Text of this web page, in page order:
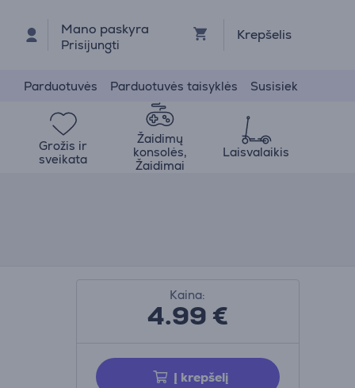
Mano paskyra
Prisijungti
Krepšelis
Parduotuvės Parduotuvės taisyklės Susisiek
Grožis ir
sveikata
Žaidimų
konsolės,
Žaidimai
Laisvalaikis
Kaina:
4.99€
Į krepšelį